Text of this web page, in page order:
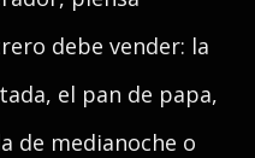
debe vender: la
el pan de papa,
de medianoche o